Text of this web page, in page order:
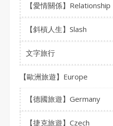
【愛情關係】Relationship
【斜槓人生】Slash
文字旅行
【歐洲旅遊】Europe
【德國旅遊】Germany
【捷克旅遊】Czech